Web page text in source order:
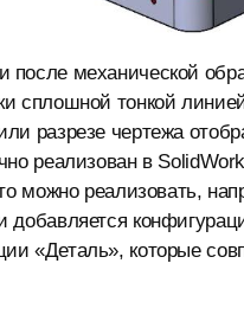
после механической
сплошной тонкой
разрезе чертежа
реализован в
можно реализовать,
добавляется
«Деталь», которые